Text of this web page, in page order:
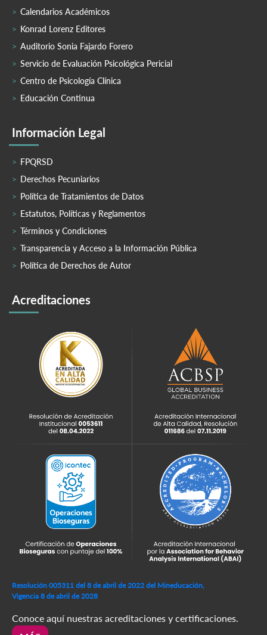
Calendarios Académicos
Konrad Lorenz Editores
Auditorio Sonia Fajardo Forero
Servicio de Evaluación Psicológica Pericial
Centro de Psicología Clínica
Educación Continua
Información Legal
FPQRSD
Derechos Pecuniarios
Política de Tratamientos de Datos
Estatutos, Políticas y Reglamentos
Términos y Condiciones
Transparencia y Acceso a la Información Pública
Política de Derechos de Autor
Acreditaciones
Resolución 005311 del 8 de abril de 2022 del Mineducación,
Vigencia 8 de abril de 2028
Conoce aquí nuestras acreditaciones y certificaciones.